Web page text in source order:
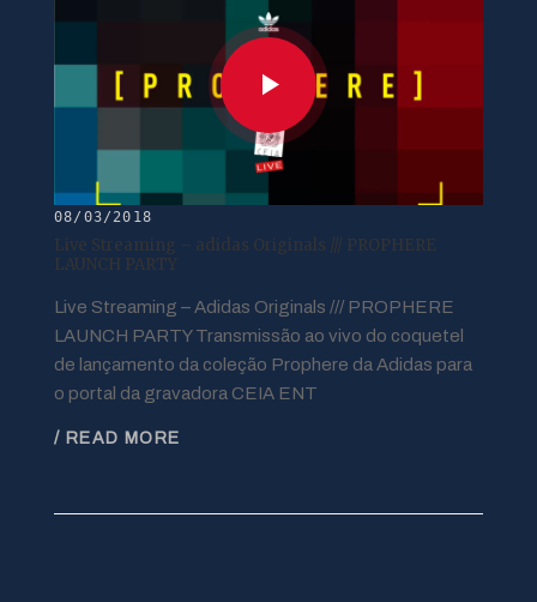
08/03/2018
Live Streaming – adidas Originals /// PROPHERE
LAUNCH PARTY
Live Streaming – Adidas Originals /// PROPHERE
LAUNCH PARTY Transmissão ao vivo do coquetel
de lançamento da coleção Prophere da Adidas para
o portal da gravadora CEIA ENT
/ READ MORE